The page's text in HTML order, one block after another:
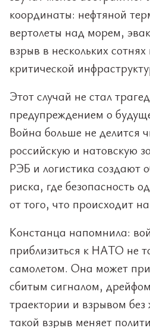
координаты: нефтяной
вертолеты над морем,
взрыв в нескольких
критической
Этот случай не стал
предупреждением о
Война больше не делится
российскую и натовскую
РЭБ и логистика создают
риска, где безопасность
от того, что происходит
Констанца напомнила:
приблизиться к НАТО не
самолетом. Она может
сбитым сигналом,
траектории и взрывом
такой взрыв меняет